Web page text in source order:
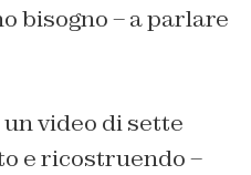
bisogno – a parlare
video di sette
e ricostruendo –